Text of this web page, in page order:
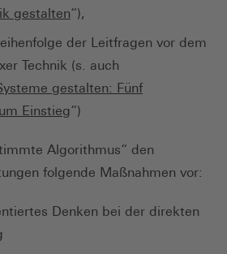
gestalten“),
der Leitfragen vor dem
Technik (s. auch
gestalten: Fünf
Einstieg“)
Algorithmus“ den
folgende Maßnahmen vor:
Denken bei der direkten